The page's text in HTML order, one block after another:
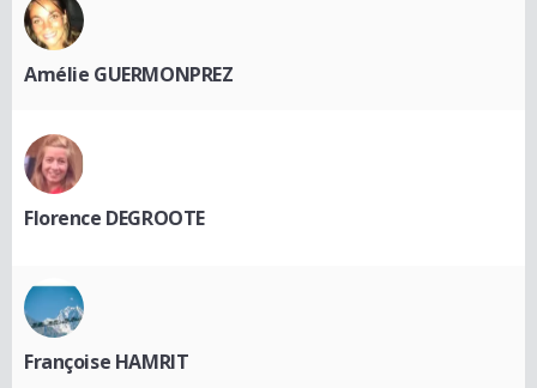
Amélie GUERMONPREZ
Florence DEGROOTE
Françoise HAMRIT